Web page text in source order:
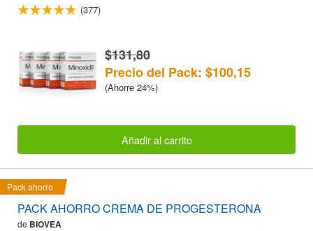
(377)
$131,80
Precio del Pack: $100,15
(Ahorre 24%)
Añadir al carrito
Pack ahorro
PACK AHORRO CREMA DE PROGESTERONA
de BIOVEA